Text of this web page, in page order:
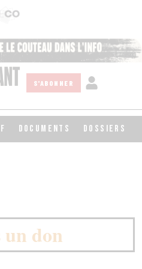
S'ABONNER
DOCUMENTS DOSSIERS
un don